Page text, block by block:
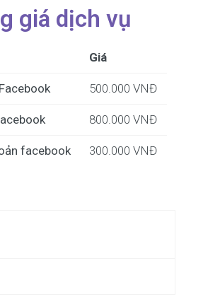
giá dịch vụ
Giá
500.000 VNĐ
800.000 VNĐ
facebook 300.000 VNĐ